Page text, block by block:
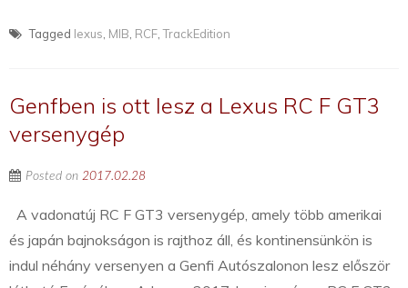
Tagged lexus MIB RCF ,TrackEdition
Genfben is ott lesz a Lexus RC F GT3
versenygép
Posted on 2017.02.28
A vadonatúj RC F GT3 versenygép, amely több amerikai
és japán bajnokságon is rajthoz áll, és kontinensünkön is
indul néhány versenyen a Genfi Autószalonon lesz először